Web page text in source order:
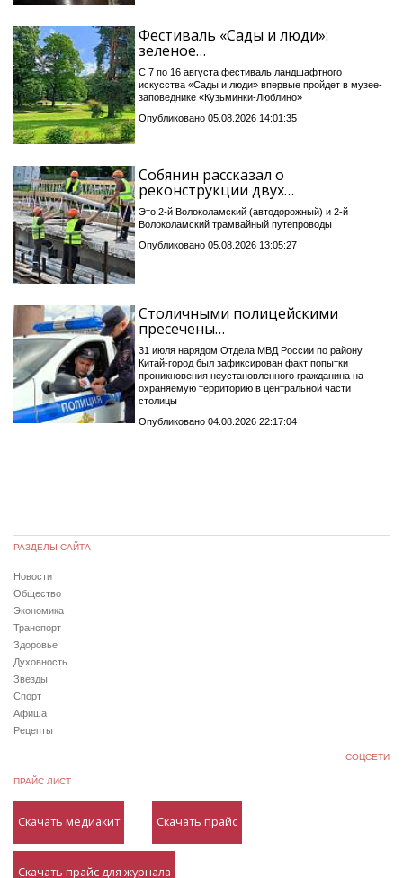
Фестиваль «Сады и люди»:
зеленое…
С 7 по 16 августа фестиваль ландшафтного
искусства «Сады и люди» впервые пройдет в музее-
заповеднике «Кузьминки-Люблино»
Опубликовано 05.08.2026 14:01:35
Собянин рассказал о
реконструкции двух…
Это 2-й Волоколамский (автодорожный) и 2-й
Волоколамский трамвайный путепроводы
Опубликовано 05.08.2026 13:05:27
Столичными полицейскими
пресечены…
31 июля нарядом Отдела МВД России по району
Китай-город был зафиксирован факт попытки
проникновения неустановленного гражданина на
охраняемую территорию в центральной части
столицы
Опубликовано 04.08.2026 22:17:04
РАЗДЕЛЫ САЙТА
Новости
Общество
Экономика
Транспорт
Здоровье
Духовность
Звезды
Спорт
Афиша
Рецепты
СОЦСЕТИ
ПРАЙС ЛИСТ
Скачать медиакит Скачать прайс
Скачать прайс для журнала